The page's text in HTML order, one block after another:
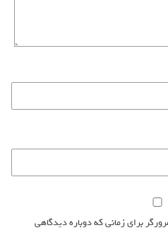
برای زمانی که دوباره دیدگاهی